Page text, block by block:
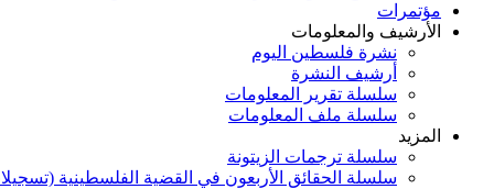
مؤتمرات
الأرشيف والمعلومات
نشرة فلسطين اليوم
أرشيف النشرة
سلسلة تقرير المعلومات
سلسلة ملف المعلومات
المزيد
سلسلة ترجمات الزيتونة
سلسلة الحقائق الأربعون في القضية الفلسطينية